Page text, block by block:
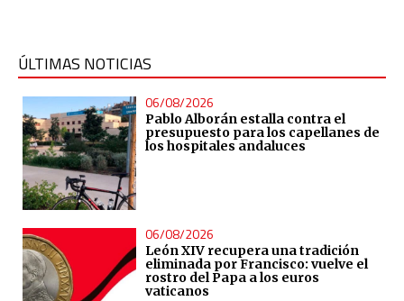
ÚLTIMAS NOTICIAS
06/08/2026
Pablo Alborán estalla contra el
presupuesto para los capellanes de
los hospitales andaluces
06/08/2026
León XIV recupera una tradición
eliminada por Francisco: vuelve el
rostro del Papa a los euros
vaticanos